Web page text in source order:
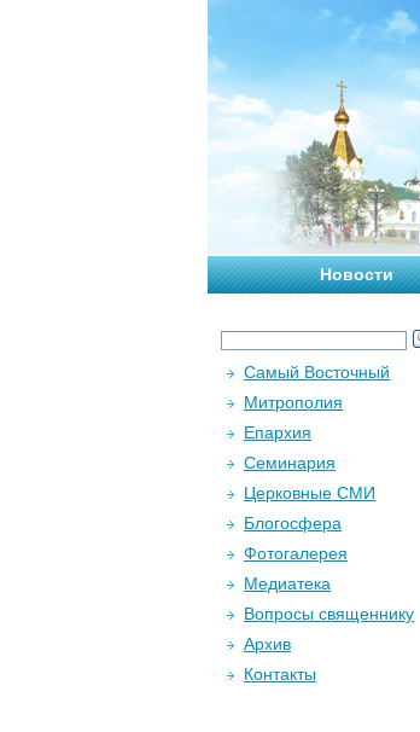
Новости
Самый Восточный
Митрополия
Епархия
Семинария
Церковные СМИ
Блогосфера
Фотогалерея
Медиатека
Вопросы священнику
Архив
Контакты